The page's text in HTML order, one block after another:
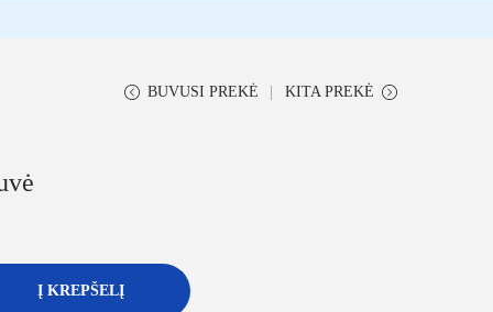
BUVUSI PREKĖ KITA PREKĖ
Į KREPŠELĮ